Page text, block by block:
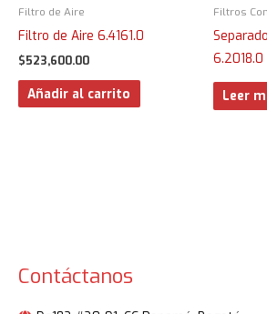
Filtro de Aire
Filtro de Aire 6.4161.0
$523,600.00
Añadir al carrito
Filtros
6.2018.0
Leer
Contáctanos